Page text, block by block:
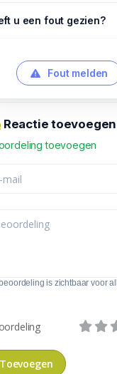
u een fout gezien?
Fout melden
Reactie
toevoegen
is zichtbaar voor